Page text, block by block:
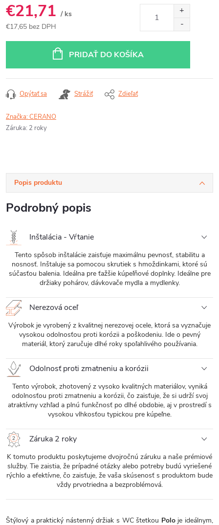
€21,71 / ks
€17,65 bez DPH
PRIDAŤ DO KOŠÍKA
Opýtať sa Strážiť Zdieľať
Značka:CERANO
Záruka: 2 roky
Popis produktu
Podrobný popis
Inštalácia - Vŕtanie
Tento spôsob inštalácie zaisťuje maximálnu pevnosť, stabilitu a
nosnosť. Inštaluje sa pomocou skrutiek s hmoždinkami, ktoré sú
súčasťou balenia. Ideálna pre ťažšie kúpeľňové doplnky. Ideálne pre
držiaky pohárov, dávkovače mydla a mydlenky.
Nerezová oceľ
Výrobok je vyrobený z kvalitnej nerezovej ocele, ktorá sa vyznačuje
vysokou odolnosťou proti korózii a poškodeniu. Ide o pevný
materiál, ktorý zaručuje dlhé roky spoľahlivého používania.
Odolnosť proti zmatneniu a korózii
Tento výrobok, zhotovený z vysoko kvalitných materiálov, vyniká
odolnosťou proti zmatneniu a korózii, čo zaisťuje, že si udrží svoj
atraktívny vzhľad a plnú funkčnosť po dlhé obdobie, aj v prostredí s
vysokou vlhkosťou typickou pre kúpeľne.
Záruka 2 roky
K tomuto produktu poskytujeme dvojročnú záruku a naše prémiové
služby. Tie zaistia, že prípadné otázky alebo potreby budú vyriešené
rýchlo a efektívne, čo zaisťuje, že vaša skúsenosť s produktom bude
vždy prvotriedna a bezproblémová.
Štýlový a praktický nástenný držiak s WC štetkou Poloje ideálnym,